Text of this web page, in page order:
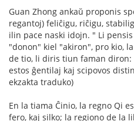
Guan Zhong ankaŭ proponis
regantoj) feliĉigu, riĉigu,
ilin pace naski idojn. " Li
"donon" kiel "akiron", pro kio,
de tio, li diris tiun faman diron:
estos ĝentilaj kaj scipovos
ekzakta traduko)
En la tiama Ĉinio, la regno Qi
fero, kaj silko; la regiono de la